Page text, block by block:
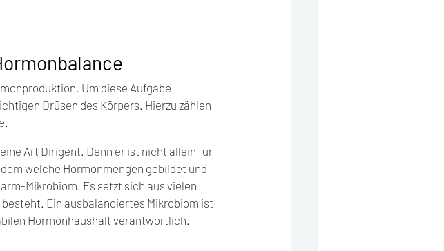
Um diese Aufgabe
Drüsen des Körpers. Hierzu zählen
Art Dirigent. Denn er ist nicht allein für
welche Hormonmengen gebildet und
Mikrobiom. Es setzt sich aus vielen
Ein ausbalanciertes Mikrobiom ist
Hormonhaushalt verantwortlich.